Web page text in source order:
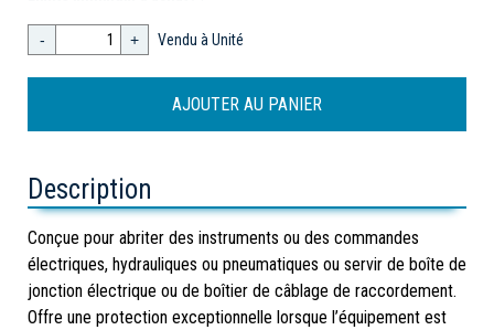
- + Vendu à Unité
Description
Conçue pour abriter des instruments ou des commandes
électriques, hydrauliques ou pneumatiques ou servir de boîte de
jonction électrique ou de boîtier de câblage de raccordement.
Offre une protection exceptionnelle lorsque l’équipement est